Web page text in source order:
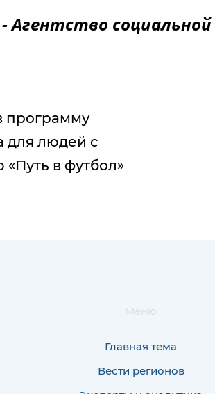
Агентство
программу
для людей с
в футбол»
Меню
Главная тема
Вести регионов